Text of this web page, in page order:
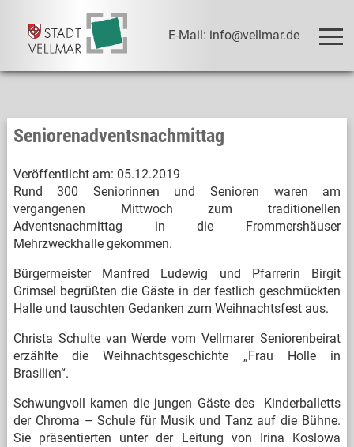
E-Mail: info@vellmar.de
Seniorenadventsnachmittag
Veröffentlicht am: 05.12.2019
Rund 300 Seniorinnen und Senioren waren am
vergangenen Mittwoch zum traditionellen
Adventsnachmittag in die Frommershäuser
Mehrzweckhalle gekommen.
Bürgermeister Manfred Ludewig und Pfarrerin Birgit
Grimsel begrüßten die Gäste in der festlich geschmückten
Halle und tauschten Gedanken zum Weihnachtsfest aus.
Christa Schulte van Werde vom Vellmarer Seniorenbeirat
erzählte die Weihnachtsgeschichte „Frau Holle in
Brasilien“.
Schwungvoll kamen die jungen Gäste des Kinderballetts
der Chroma – Schule für Musik und Tanz auf die Bühne.
Sie präsentierten unter der Leitung von Irina Koslowa